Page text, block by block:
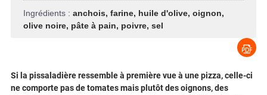
Ingrédients : anchois, farine, huile d'olive, oignon,
olive noire, pâte à pain, poivre, sel
Si la pissaladière ressemble à première vue à une pizza, celle-ci
ne comporte pas de tomates mais plutôt des oignons, des